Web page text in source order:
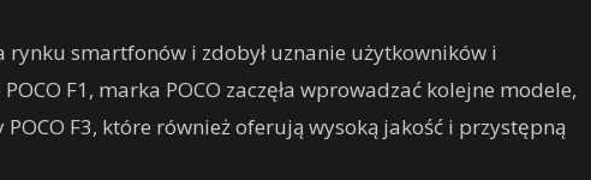
rynku smartfonów i zdobył uznanie użytkowników i
F1, marka POCO zaczęła wprowadzać kolejne modele,
POCO F3, które również oferują wysoką jakość i przystępną